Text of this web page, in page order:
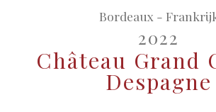
Bordeaux -
2022
Château Grand
Despagne